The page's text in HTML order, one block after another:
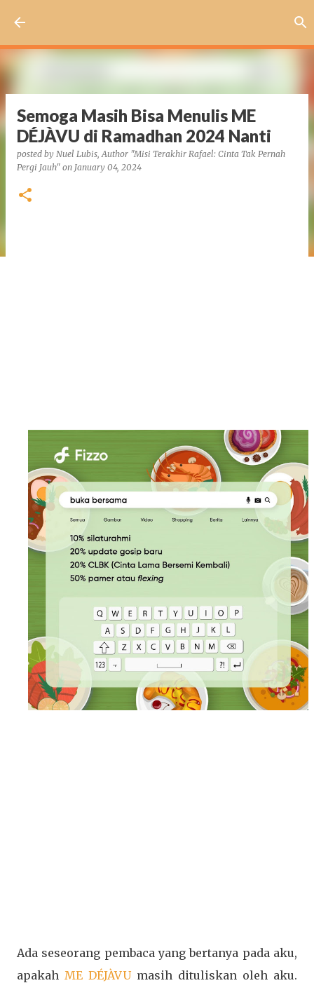
Semoga Masih Bisa Menulis ME
DÉJÀVU di Ramadhan 2024 Nanti
posted by Nuel Lubis, Author "Misi Terakhir Rafael: Cinta Tak Pernah
Pergi Jauh" on January 04, 2024
Ada seseorang pembaca yang bertanya pada aku,
apakah ME DÉJÀVUmasih dituliskan oleh aku.